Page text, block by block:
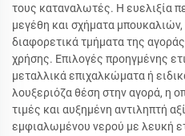
τους καταναλωτές. Η ευελιξία
μεγέθη και σχήματα
διαφορετικά τμήματα της
χρήσης. Επιλογές προηγμένης
μεταλλικά επιχαλκώματα ή
λουξεριόζα θέση στην αγορά, η
τιμές και αυξημένη αντιληπτή
εμφιαλωμένου νερού με λευκή